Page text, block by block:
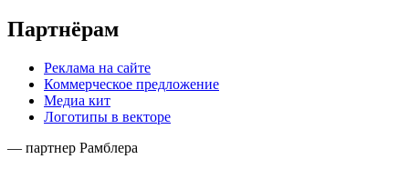
Партнёрам
Реклама на сайте
Коммерческое предложение
Медиа кит
Логотипы в векторе
— партнер Рамблера